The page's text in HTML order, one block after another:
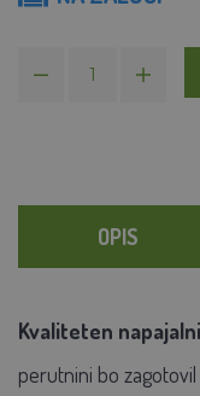
OPIS
Kvaliteten
perutnini bo